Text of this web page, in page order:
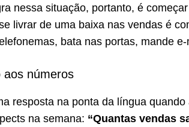
nessa situação, portanto, é
livrar de uma baixa nas vendas é
bata nas portas, mande
aos números
resposta na ponta da língua
na semana: “Quantas vendas